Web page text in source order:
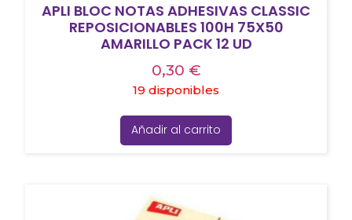
APLI BLOC NOTAS ADHESIVAS CLASSIC
REPOSICIONABLES 100H 75X50
AMARILLO PACK 12 UD
0,30 €
19 disponibles
Añadir al carrito